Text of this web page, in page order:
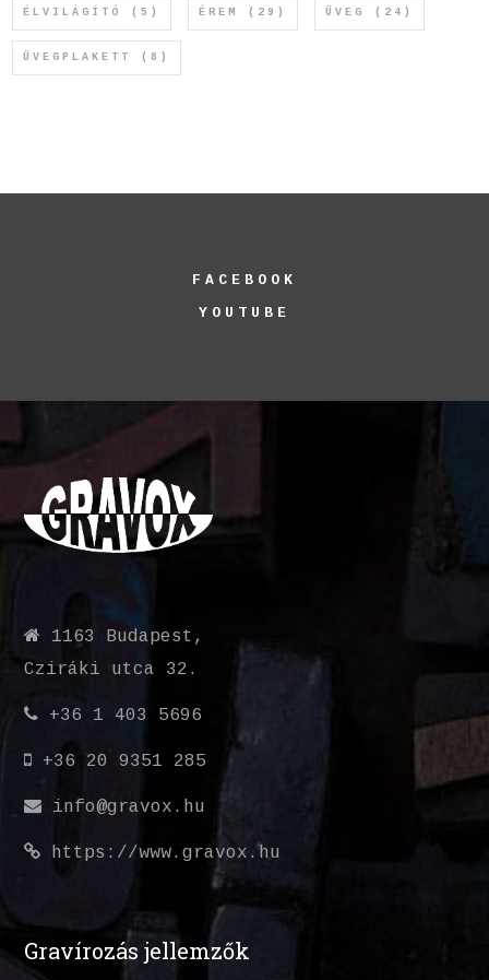
ÉLVILÁGÍTÓ (5) ÉREM (29) ÜVEG (24)
ÜVEGPLAKETT (8)
FACEBOOK
YOUTUBE
1163 Budapest,
Cziráki utca 32.
+36 1 403 5696
+36 20 9351 285
info@gravox.hu
https://www.gravox.hu
Gravírozás jellemzők